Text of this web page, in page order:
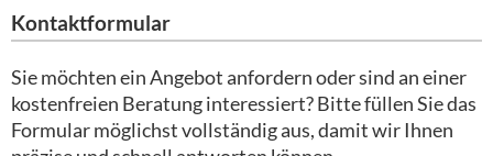
Kontaktformular
Sie möchten ein Angebot anfordern oder sind an einer
kostenfreien Beratung interessiert? Bitte füllen Sie das
Formular möglichst vollständig aus, damit wir Ihnen